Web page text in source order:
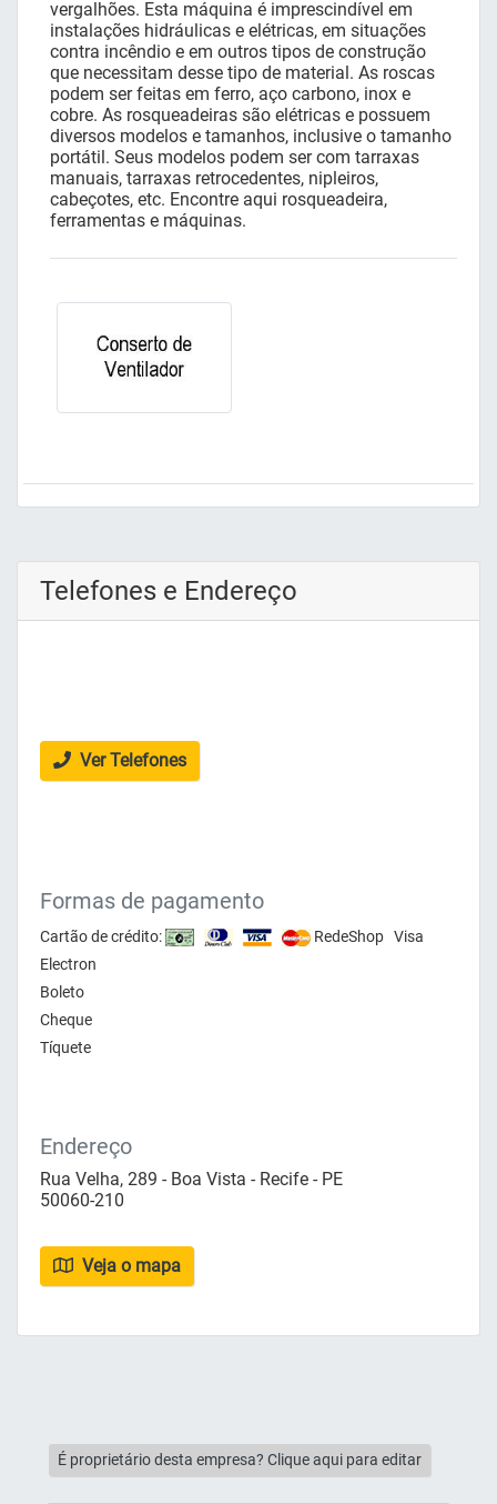
vergalhões. Esta máquina é imprescindível em
instalações hidráulicas e elétricas, em situações
contra incêndio e em outros tipos de construção
que necessitam desse tipo de material. As roscas
podem ser feitas em ferro, aço carbono, inox e
cobre. As rosqueadeiras são elétricas e possuem
diversos modelos e tamanhos, inclusive o tamanho
portátil. Seus modelos podem ser com tarraxas
manuais, tarraxas retrocedentes, nipleiros,
cabeçotes, etc. Encontre aqui rosqueadeira,
ferramentas e máquinas.
Telefones e Endereço
Ver Telefones
Formas de pagamento
Cartão de crédito:
RedeShop Visa
Electron
Boleto
Cheque
Tíquete
Endereço
Rua Velha, 289 - Boa Vista - Recife - PE
50060-210
Veja o mapa
É proprietário desta empresa? Clique aqui para editar